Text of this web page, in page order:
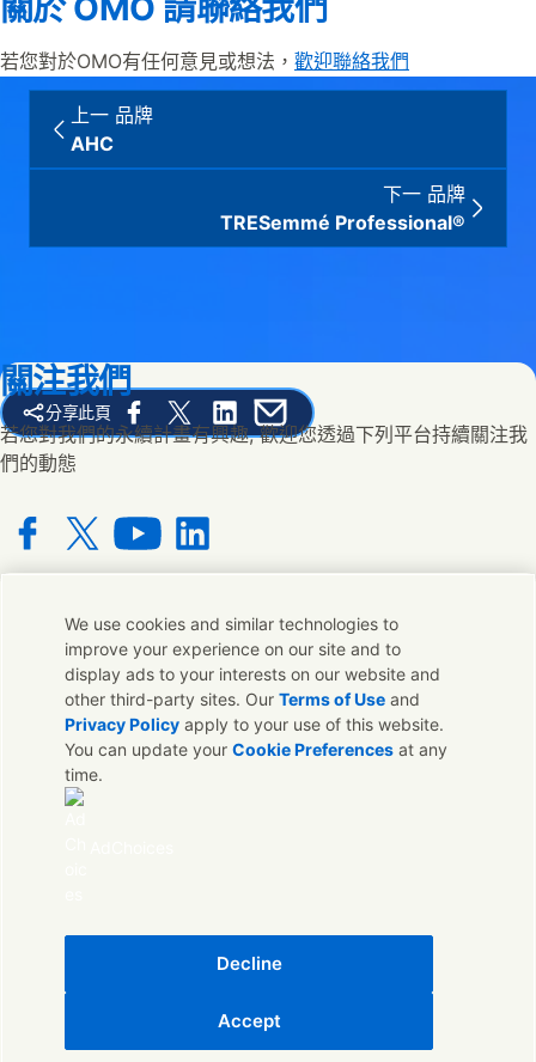
關於 OMO 請聯絡我們
若您對於OMO有任何意見或想法， 歡迎聯絡我們
上一 品牌
AHC
下一 品牌
TRESemmé Professional®
分享此頁
Share this page on Facebook
Share this page on X
Share this page on Linked In
Share this page on E-mail
關注我們
若您對我們的永續計畫有興趣, 歡迎您透過下列平台持續關注我
們的動態
with us on Facebook
Connect with us on X
Connect with us on YouTube
Connect with us on LinkedIn
聯絡我們
若您對我們的品牌有任何意見或想法都可與我們在全球的連絡人
取得聯繫
聯絡我們
We use cookies and similar technologies to
improve your experience on our site and to
display ads to your interests on our website and
other third-party sites. OurTerms of Use and
Privacy Policy apply to your use of this website.
You can update yourCookie Preferences at any
time.
Decline
Accept